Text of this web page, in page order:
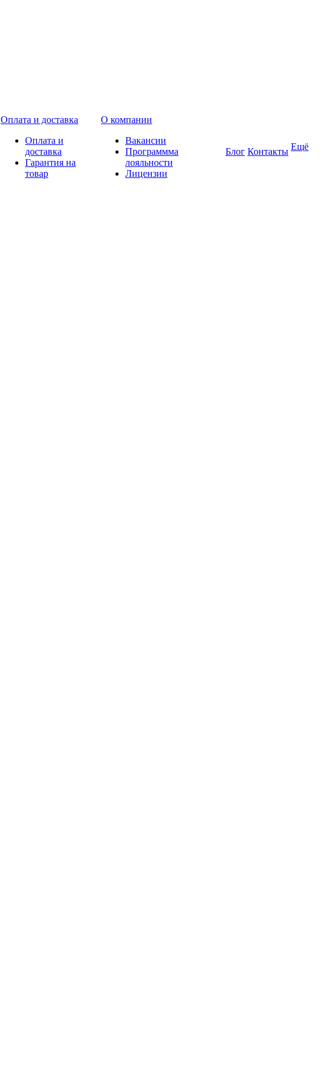
Оплата и доставка
Оплата и
доставка
Гарантия на
товар
О компании
Вакансии
Программма
лояльности
Лицензии
Блог Контакты Ещё